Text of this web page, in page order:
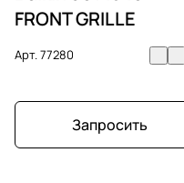
FRONT GRILLE
Арт.77280
Запросить